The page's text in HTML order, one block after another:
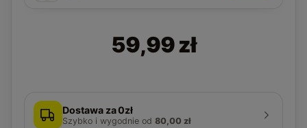
59,99 zł
Dostawa za 0zł
Szybko i wygodnie od 80,00 zł